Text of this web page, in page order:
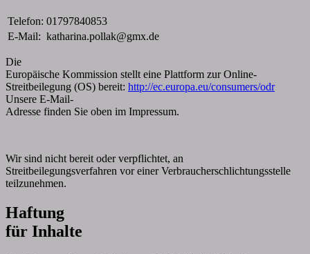
Telefon: 01797840853
E-Mail: katharina.pollak@gmx.de
Die
Europäische Kommission stellt eine Plattform zur Online-
Streitbeilegung (OS) bereit: http://ec.europa.eu/consumers/odr
Unsere E-Mail-
Adresse finden Sie oben im Impressum.
Wir sind nicht bereit oder verpflichtet, an
Streitbeilegungsverfahren vor einer Verbraucherschlichtungsstelle
teilzunehmen.
Haftung
für Inhalte